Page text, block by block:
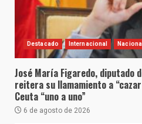
Destacado Internacional Nacional
José María Figaredo, diputado
reitera su llamamiento a
Ceuta “uno a uno”
6 de agosto de 2026